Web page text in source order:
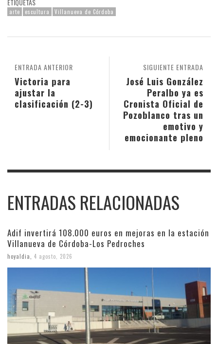
ETIQUETAS
arte escultura Villanueva de Córdoba
SIGUIENTE ENTRADA
José Luis González
Peralbo ya es
Cronista Oficial de
Pozoblanco tras un
emotivo y
emocionante pleno
ENTRADA ANTERIOR
Victoria para
ajustar la
clasificación (2-3)
ENTRADAS RELACIONADAS
Adif invertirá 108.000 euros en mejoras en la estación
Villanueva de Córdoba-Los Pedroches
hoyaldia, 4 agosto, 2026